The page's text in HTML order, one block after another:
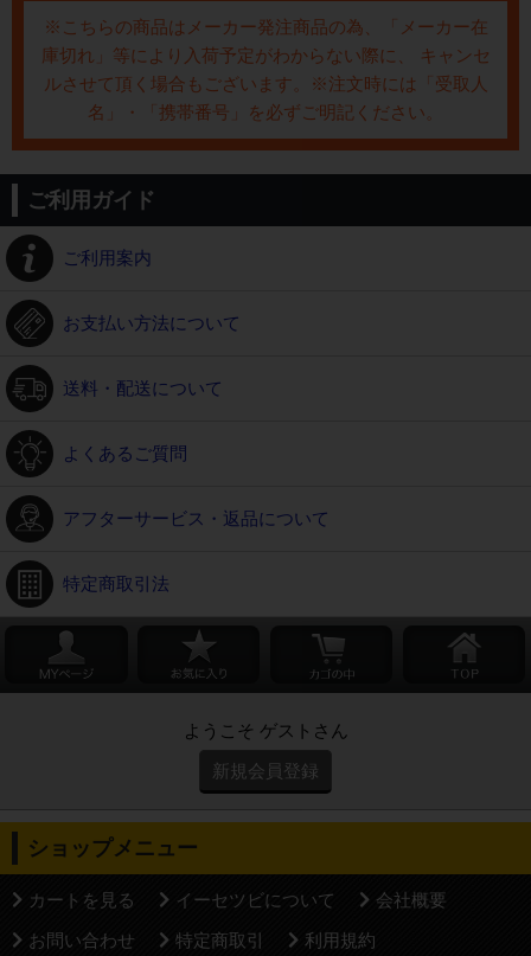
※こちらの商品はメーカー発注商品の為、「メーカー在
庫切れ」等により入荷予定がわからない際に、 キャンセ
ルさせて頂く場合もございます。※注文時には「受取人
名」・「携帯番号」を必ずご明記ください。
ご利用ガイド
ご利用案内
お支払い方法について
送料・配送について
よくあるご質問
アフターサービス・返品について
特定商取引法
ようこそ ゲストさん
新規会員登録
ショップメニュー
カートを見る イーセツビについて
会社概要
お問い合わせ
特定商取引 利用規約